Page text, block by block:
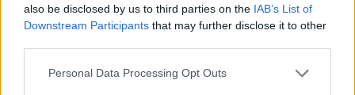
also be disclosed by us to third parties on the IAB’s List of
Downstream Participants that may further disclose it to other
Personal Data Processing Opt Outs